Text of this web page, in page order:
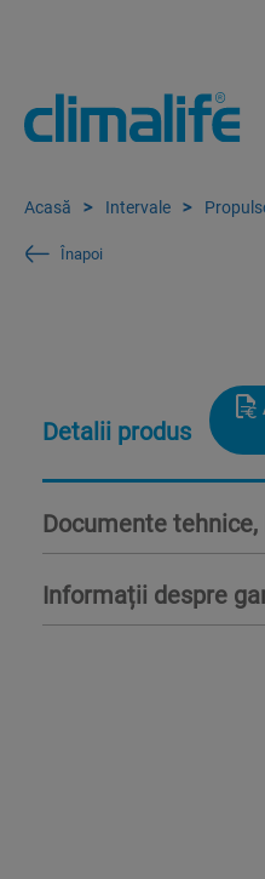
Acasă Intervale
Înapoi
Detalii produs
Documente tehnice,
Informații despre